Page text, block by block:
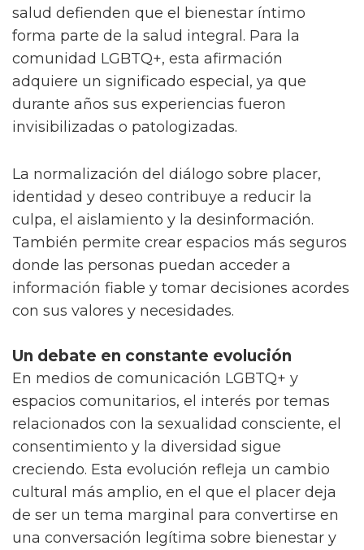
salud defienden que el bienestar íntimo
forma parte de la salud integral. Para la
comunidad LGBTQ+, esta afirmación
adquiere un significado especial, ya que
durante años sus experiencias fueron
invisibilizadas o patologizadas.
La normalización del diálogo sobre placer,
identidad y deseo contribuye a reducir la
culpa, el aislamiento y la desinformación.
También permite crear espacios más seguros
donde las personas puedan acceder a
información fiable y tomar decisiones acordes
con sus valores y necesidades.
Un debate en constante evolución
En medios de comunicación LGBTQ+ y
espacios comunitarios, el interés por temas
relacionados con la sexualidad consciente, el
consentimiento y la diversidad sigue
creciendo. Esta evolución refleja un cambio
cultural más amplio, en el que el placer deja
de ser un tema marginal para convertirse en
una conversación legítima sobre bienestar y